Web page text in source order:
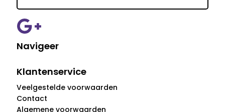
Navigeer
Klantenservice
Veelgestelde voorwaarden
Contact
Algemene voorwaarden